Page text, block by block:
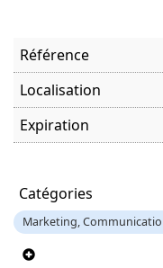
Référence
Localisation
Expiration
Catégories
Marketing,